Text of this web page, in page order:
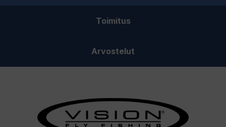
Toimitus
Arvostelut